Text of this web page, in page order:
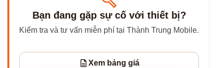
Bạn đang gặp sự cố với thiết bị?
Kiểm tra và tư vấn miễn phí tại Thành Trung Mobile.
Xem bảng giá